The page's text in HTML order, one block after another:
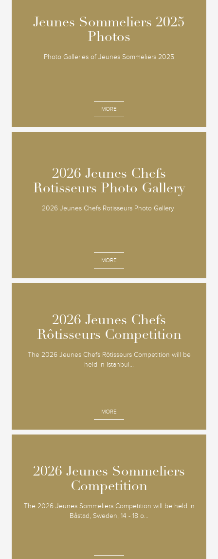
Jeunes Sommeliers 2025
Photos
Photo Galleries of Jeunes Sommeliers 2025
MORE
Jeunes Sommeliers 2025
Photos
2026 Jeunes Chefs
Rotisseurs Photo Gallery
2026 Jeunes Chefs Rotisseurs Photo Gallery
MORE
2026 Jeunes Chefs
Rotisseurs Photo Gallery
2026 Jeunes Chefs
Rôtisseurs Competition
The 2026 Jeunes Chefs Rôtisseurs Competition will be
held in Istanbul...
MORE
2026 Jeunes Chefs
Rôtisseurs Competition
2026 Jeunes Sommeliers
Competition
The 2026 Jeunes Sommeliers Competition will be held in
Båstad, Sweden, 14 - 18 o...
2026 Jeunes Sommeliers
Competition